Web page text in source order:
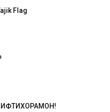
Flag